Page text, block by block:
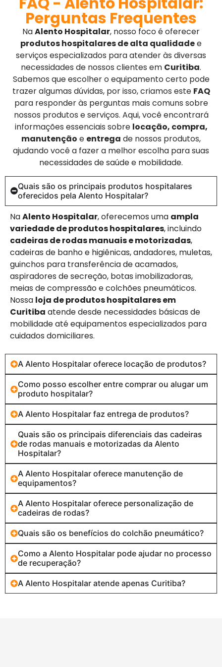
Perguntas Frequentes
NaAlento Hospitalar, nosso foco é oferecer
produtos hospitalares de alta qualidadee
serviços especializados para atender às diversas
necessidades de nossos clientes em Curitiba.
Sabemos que escolher o equipamento certo pode
trazer algumas dúvidas, por isso, criamos este FAQ
para responder às perguntas mais comuns sobre
nossos produtos e serviços. Aqui, você encontrará
informações essenciais sobre locação, compra,
manutenção e entrega de nossos produtos,
ajudando você a fazer a melhor escolha para suas
necessidades de saúde e mobilidade.
Quais são os principais produtos hospitalares
oferecidos pela Alento Hospitalar?
NaAlento Hospitalar, oferecemos uma ampla
variedade de produtos hospitalares, incluindo
cadeiras de rodas manuais e motorizadas,
cadeiras de banho e higiênicas, andadores, muletas,
guinchos para transferência de acamados,
aspiradores de secreção, botas imobilizadoras,
meias de compressão e colchões pneumáticos.
Nossa loja de produtos hospitalares em
Curitiba atende desde necessidades básicas de
mobilidade até equipamentos especializados para
cuidados domiciliares.
A Alento Hospitalar oferece locação de produtos?
Como posso escolher entre comprar ou alugar um
produto hospitalar?
A Alento Hospitalar faz entrega de produtos?
Quais são os principais diferenciais das cadeiras
de rodas manuais e motorizadas da Alento
Hospitalar?
A Alento Hospitalar oferece manutenção de
equipamentos?
A Alento Hospitalar oferece personalização de
cadeiras de rodas?
Quais são os benefícios do colchão pneumático?
Como a Alento Hospitalar pode ajudar no processo
de recuperação?
A Alento Hospitalar atende apenas Curitiba?